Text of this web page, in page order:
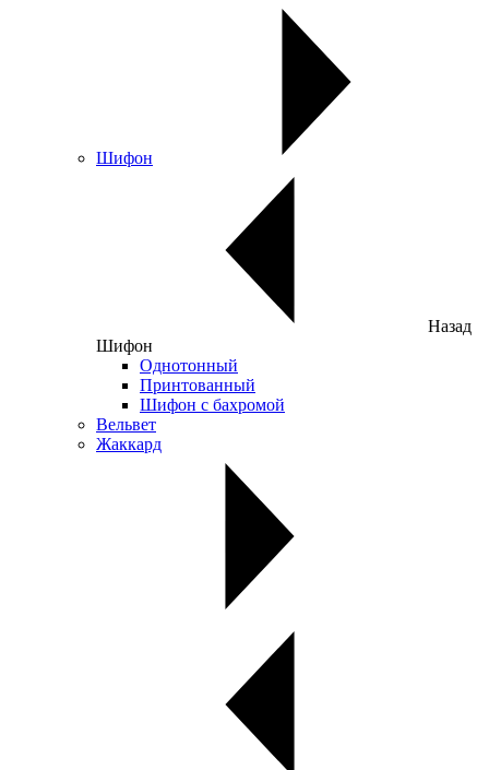
Шифон
Назад
Шифон
Однотонный
Принтованный
Шифон с бахромой
Вельвет
Жаккард